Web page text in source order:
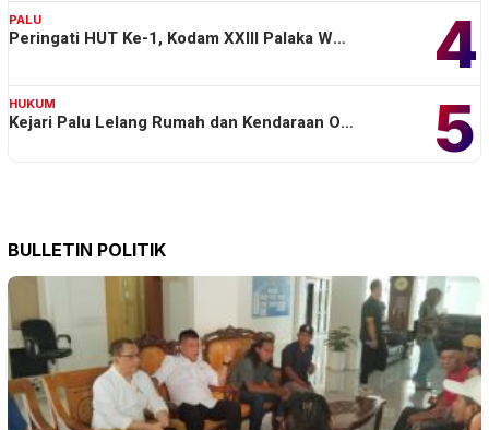
4
PALU
Peringati HUT Ke-1, Kodam XXIII Palaka W…
5
HUKUM
Kejari Palu Lelang Rumah dan Kendaraan O…
BULLETIN POLITIK